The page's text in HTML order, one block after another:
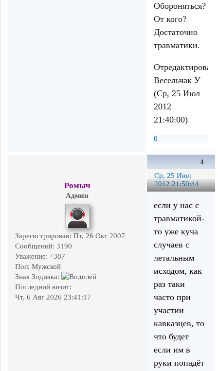
Обороняться?
От кого?
Достаточно
травматики.
Весельчак У
(Ср, 25 Июл
2012
21:40:00)
0
4
Ср, 25 Июл
2012 21:50:44
Ромыч
Админ
Зарегистрирован: Пт, 26 Окт 2007
Сообщений: 3190
Уважение: +387
Пол: Мужской
Знак Зодиака:
Последний визит:
Чт, 6 Авг 2026 23:41:17
если у нас с
травматикой-
то уже куча
случаев с
летальным
исходом, как
раз таки
часто при
участии
кавказцев, то
что будет
если им в
руки попадёт